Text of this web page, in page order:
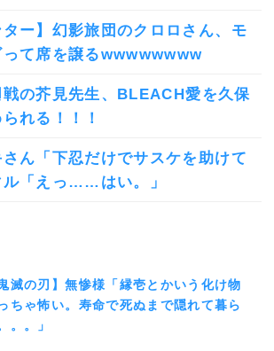
ター】幻影旅団のクロロさん、モ
って席を譲るwwwwwwww
戦の芥見先生、BLEACH愛を久保
れる！！！
さん「下忍だけでサスケを助けて
ル「えっ……はい。」
鬼滅の刃】無惨様「縁壱とかいう化け物
ちゃ怖い。寿命で死ぬまで隠れて暮ら
。。」